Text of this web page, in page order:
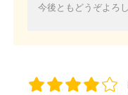
今後ともどうぞよろ